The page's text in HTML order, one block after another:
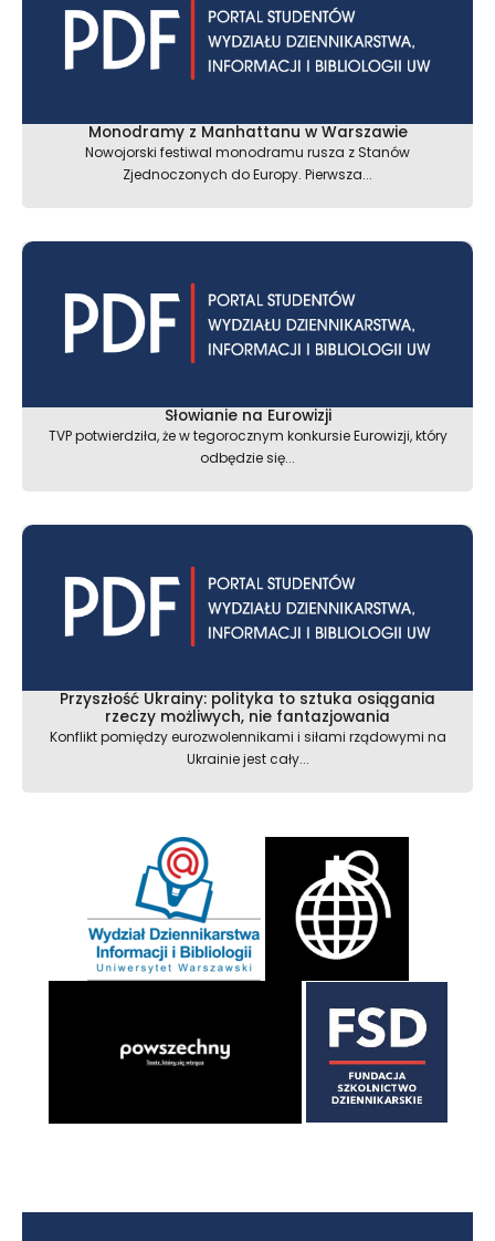
Monodramy z Manhattanu w Warszawie
Nowojorski festiwal monodramu rusza z Stanów
Zjednoczonych do Europy. Pierwsza...
Słowianie na Eurowizji
TVP potwierdziła, że w tegorocznym konkursie Eurowizji, który
odbędzie się...
Przyszłość Ukrainy: polityka to sztuka osiągania
rzeczy możliwych, nie fantazjowania
Konflikt pomiędzy eurozwolennikami i siłami rządowymi na
Ukrainie jest cały...